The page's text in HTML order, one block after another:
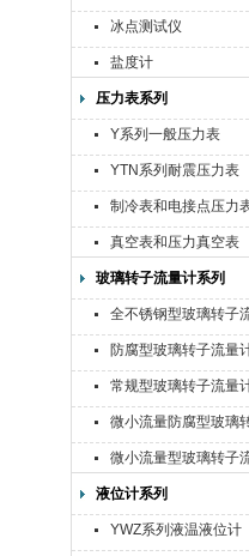
冰点测试仪
盐度计
压力表系列
Y系列一般压力表
YTN系列耐震压力表
制冷表和电接点压力
真空表和压力真空表
玻璃转子流量计系列
全不锈钢型玻璃转子
防腐型玻璃转子流量
常规型玻璃转子流量
微小流量防腐型玻璃
计
微小流量型玻璃转子
液位计系列
YWZ系列液温液位计